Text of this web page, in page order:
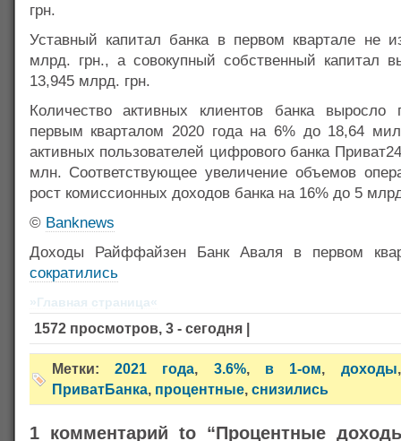
грн.
Уставный капитал банка в первом квартале не
млрд. грн., а совокупный собственный капитал
13,945 млрд. грн.
Количество активных клиентов банка
первым кварталом 2020 года на 6% до 18,64
активных пользователей цифрового банка
млн. Соответствующее увеличение объемов
рост комиссионных доходов банка на 16% до 5
© Banknews
Доходы Райффайзен Банк Аваля в первом
сократились
»Главная страница«
1572 просмотров, 3 - сегодня |
Метки: 2021 года, 3.6%, в 1-ом, доходы
ПриватБанка, процентные, снизились
1 комментарий to “Процентные